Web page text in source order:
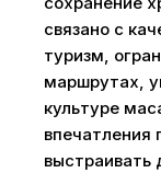
связано с
туризм,
маршрутах,
культуре
впечатления
выстраивать